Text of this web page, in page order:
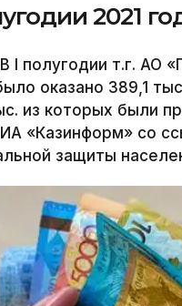
2021
т.г. АО
оказано 389,1
из которых были
«Казинформ» со
защиты